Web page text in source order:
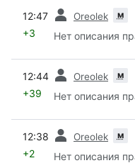
12:47 Oreolek м
+3 Нет описания
12:44 Oreolek м
+39 Нет описания
12:38 Oreolek м
+2 Нет описания